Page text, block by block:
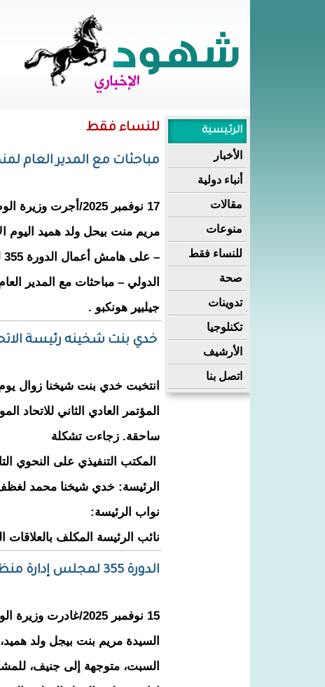
الرئيسية
الأخبار
أنباء دولية
مقالات
منوعات
للنساء فقط
صحة
تدوينات
تكنلوجيا
الأرشيف
اتصل بنا
للنساء فقط
مباحثات مع المدير العام
17 نوفمبر 2025/أجرت
الدولي – مباحثات مع المدير
جيلبير هونكبو .
خدي بنت شخينه رئيسة
المؤتمر العادي الثاني للاتحاد
ساحقة. زجاءت تشكلة
المكتب التنفيذي على النحوي
الرئيسة: خدي شيخنا محمد
نواب الرئيسة:
نائب الرئيسة المكلف بالعلاقات
الدورة 355 لمجلس إدارة منظمة العمل الدولية
15 نوفمبر 2025/غادرت
السيدة مريم بنت بيجل ولد